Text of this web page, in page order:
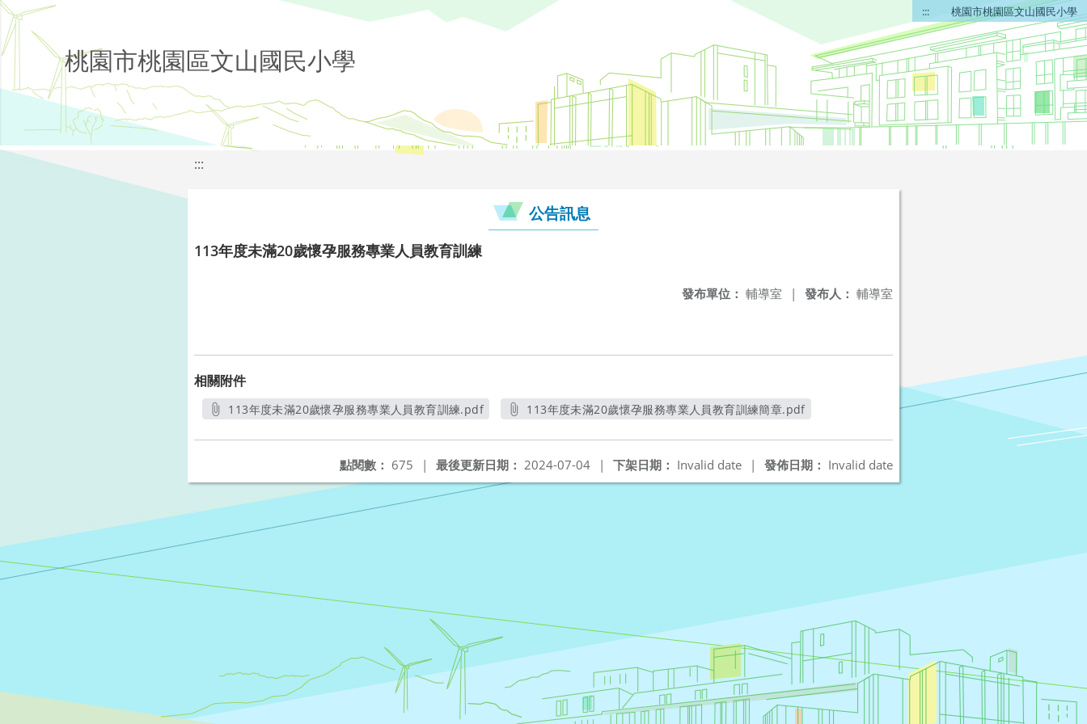
::: 桃園市桃園區文山國民小學
桃園市桃園區文山國民小學
:::
公告訊息
113年度未滿20歲懷孕服務專業人員教育訓練
發布人： 輔導室
發布單位： 輔導室 |
相關附件
113年度未滿20歲懷孕服務專業人員教育訓練.pdf
113年度未滿20歲懷孕服務專業人員教育訓練簡章.pdf
發佈日期： Invalid date
下架日期： Invalid date |
最後更新日期： 2024-07-04 |
點閱數： 675 |